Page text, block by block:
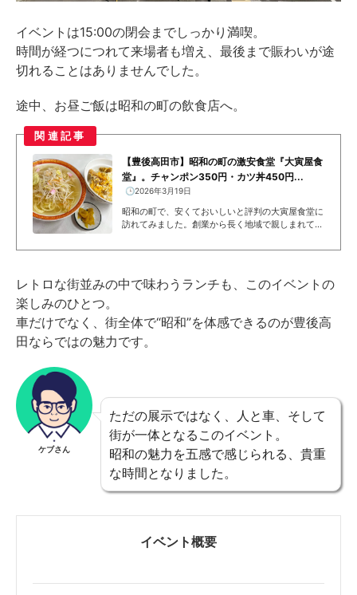
イベントは15:00の閉会までしっかり満喫。
時間が経つにつれて来場者も増え、最後まで賑わいが途
切れることはありませんでした。
途中、お昼ご飯は昭和の町の飲食店へ。
関連記事
【豊後高田市】昭和の町の激安食堂『大寅屋食
堂』。チャンポン350円・カツ丼450円...
🕒️2026年3月19日
昭和の町で、安くておいしいと評判の大寅屋食堂に
訪れてみました。創業から長く地域で親しまれてい
と価格昭和3年創業の「大寅屋食堂」。長い歴史を
レトロな街並みの中で味わうランチも、このイベントの
楽しみのひとつ。
車だけでなく、街全体で“昭和”を体感できるのが豊後高
田ならではの魅力です。
ケブさん
ただの展示ではなく、人と車、そして
街が一体となるこのイベント。
昭和の魅力を五感で感じられる、貴重
な時間となりました。
イベント概要